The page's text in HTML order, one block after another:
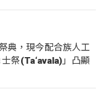
典，現今配合族人工
祭(Ta‘avala)」凸顯